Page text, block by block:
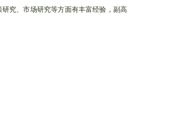
究、市场研究等方面有丰富经验，副高